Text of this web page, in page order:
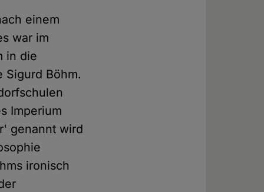
einem
war im
in die
Sigurd Böhm.
Imperium
genannt wird
ironisch